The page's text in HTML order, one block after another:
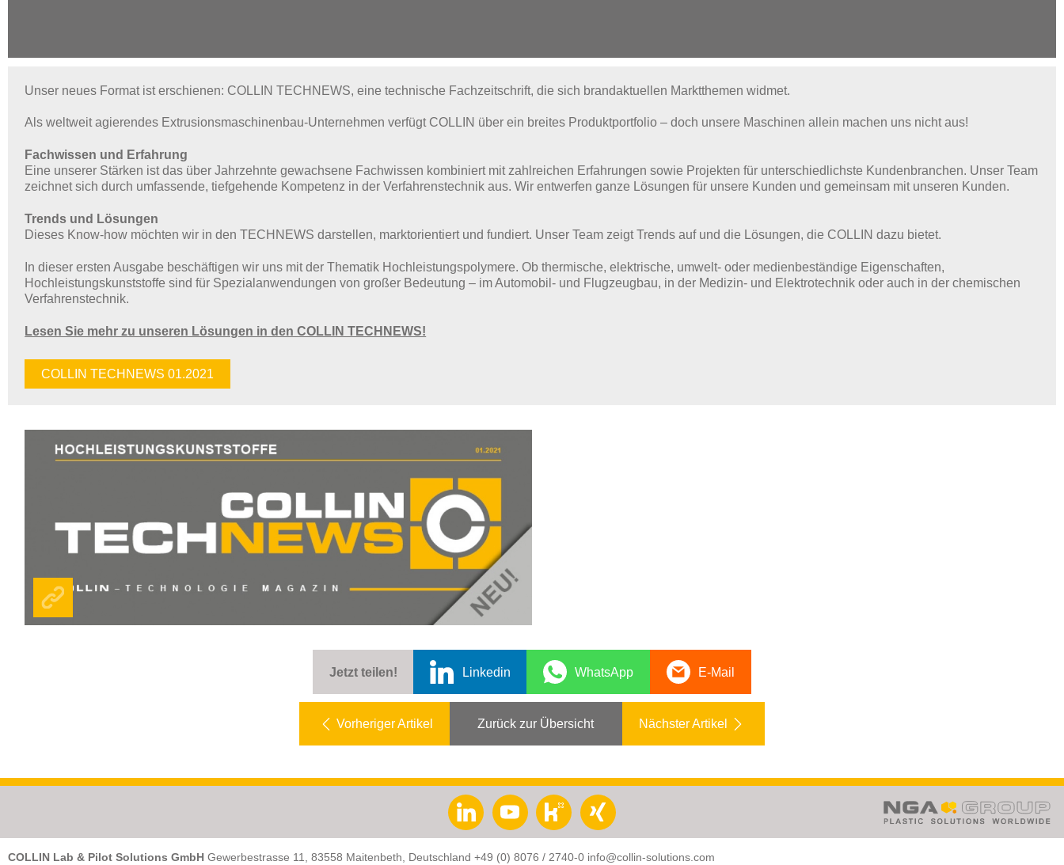
Unser neues Format ist erschienen: COLLIN TECHNEWS, eine technische Fachzeitschrift, die sich brandaktuellen Marktthemen widmet.
Als weltweit agierendes Extrusionsmaschinenbau-Unternehmen verfügt COLLIN über ein breites Produktportfolio – doch unsere Maschinen allein machen uns nicht aus!
Fachwissen und Erfahrung
Eine unserer Stärken ist das über Jahrzehnte gewachsene Fachwissen kombiniert mit zahlreichen Erfahrungen sowie Projekten für unterschiedlichste Kundenbranchen. Unser Team
zeichnet sich durch umfassende, tiefgehende Kompetenz in der Verfahrenstechnik aus. Wir entwerfen ganze Lösungen für unsere Kunden und gemeinsam mit unseren Kunden.
Trends und Lösungen
Dieses Know-how möchten wir in den TECHNEWS darstellen, marktorientiert und fundiert. Unser Team zeigt Trends auf und die Lösungen, die COLLIN dazu bietet.
In dieser ersten Ausgabe beschäftigen wir uns mit der Thematik Hochleistungspolymere. Ob thermische, elektrische, umwelt- oder medienbeständige Eigenschaften,
Hochleistungskunststoffe sind für Spezialanwendungen von großer Bedeutung – im Automobil- und Flugzeugbau, in der Medizin- und Elektrotechnik oder auch in der chemischen
Verfahrenstechnik.
Lesen Sie mehr zu unseren Lösungen in den COLLIN TECHNEWS!
COLLIN TECHNEWS 01.2021
Jetzt teilen! Linkedin WhatsApp E-Mail
Vorheriger Artikel Zurück zur Übersicht Nächster Artikel
COLLIN Lab & Pilot Solutions GmbH Gewerbestrasse 11, 83558 Maitenbeth, Deutschland +49 (0) 8076 / 2740-0 info@collin-solutions.com